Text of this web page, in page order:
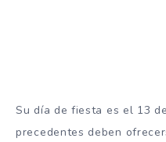
Su día de fiesta es el 13
precedentes deben